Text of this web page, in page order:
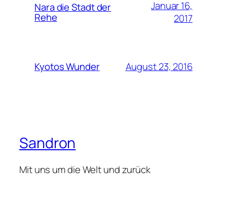
Nara die Stadt der
Rehe
Januar 16,
2017
Kyotos Wunder August 23, 2016
Sandron
Mit uns um die Welt und zurück